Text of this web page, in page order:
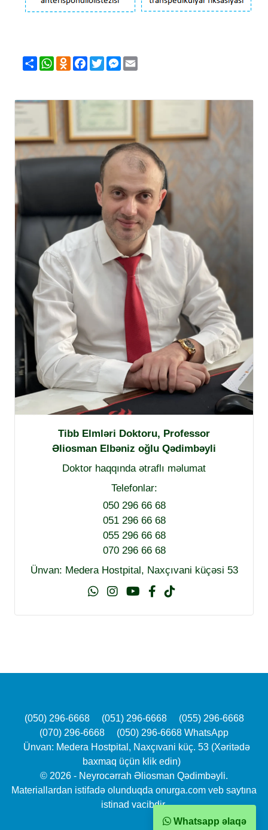
ShareWhatsApp
Odnoklassniki
Facebook
TwitterMessenger
Tibb Elmləri Doktoru, Professor
Əliosman Elbəniz oğlu Qədimbəyli
Doktor haqqında ətraflı məlumat
Telefonlar:
050 296 66 68
051 296 66 68
055 296 66 68
070 296 66 68
Ünvan: Medera Hostpital, Naxçıvani küçəsi 53
(050) 296-6668 (051) 296-6668
(055) 296-6668
(070) 296-6668
(050) 296-6668 WhatsApp
Ünvan: Medera Hostpital, Naxçıvani küç. 53 (Xəritədə
baxmaq üçün klik edin)
© 2026 - Neyrocərrah Əliosman Qədimbəyli.
Materiallardan istifadə olunduqda onurga.com veb saytına
istinad vacibdir.
Whatsapp əlaqə